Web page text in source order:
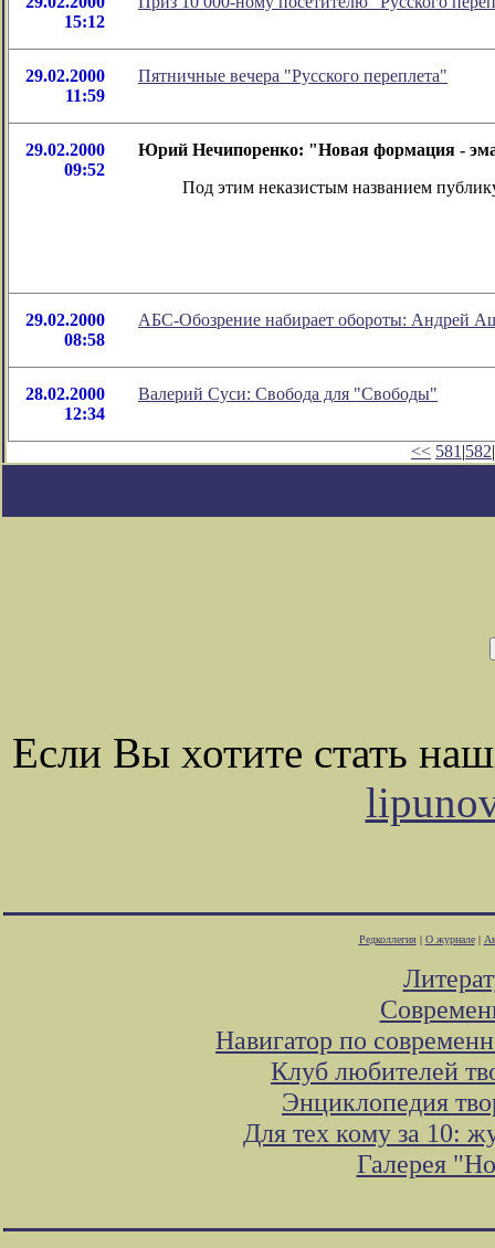
15:12
29.02.2000
11:59
Пятничные вечера "Русского переплета"
29.02.2000
09:52
Юрий Нечипоренко: "Новая формация -
Под этим неказистым названием
29.02.2000
08:58
АБС-Обозрение набирает обороты: Андрей
28.02.2000
12:34
Валерий Суси: Свобода для "Свободы"
<< 581 |582|
Если Вы хотите стать
Редколлегия| О журнале|
Навигатор по
Клуб любителей
Энциклопедия
Для тех кому за 10:
Галерея